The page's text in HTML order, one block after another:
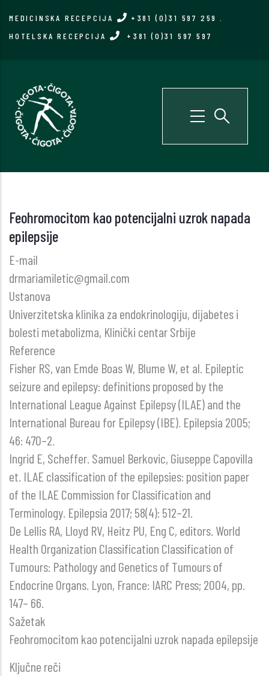
MEDICINSKA RECEPCIJA +381 (0)31 597 259
HOTELSKA RECEPCIJA
+381 (0)31 597 597
Feohromocitom kao potencijalni uzrok napada
epilepsije
E-mail
drmariamiletic@gmail.com
Ustanova
Univerzitetska klinika za endokrinologiju, dijabetes i
bolesti metabolizma, Klinički centar Srbije
Reference
Fisher RS, van Emde Boas W, Blume W, et al. Epileptic
seizure and epilepsy: definitions proposed by the
International League Against Epilepsy (ILAE) and the
International Bureau for Epilepsy (IBE). Epilepsia 2005;
46: 470–2.
Ingrid E, Scheffer. Samuel Berkovic, Giuseppe Capovilla
et. ILAE classification of the epilepsies: position paper
of the ILAE Commission for Classification and
Terminology. Epilepsia 2017; 58(4): 512–21.
De Lellis RA, Lloyd RV, Heitz PU, Eng C, editors. World
Health Organization Classification Classification of
Tumours: Pathology and Genetics of Tumours of
Endocrine Organs. Lyon, France: IARC Press; 2004, pp.
147– 66.
Sažetak
Feohromocitom kao potencijalni uzrok napada epilepsije
Ključne reči